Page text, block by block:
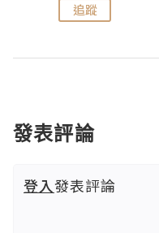
追蹤
發表評論
登入發表評論